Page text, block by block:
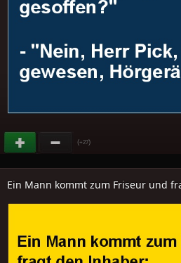
(+27)
Ein Mann kommt zum Friseur und